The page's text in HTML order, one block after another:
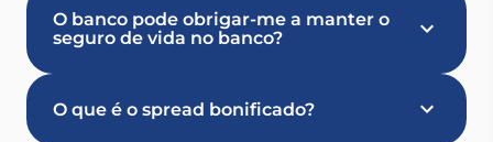
O banco pode obrigar-me a manter o
seguro de vida no banco?
O que é o spread bonificado?